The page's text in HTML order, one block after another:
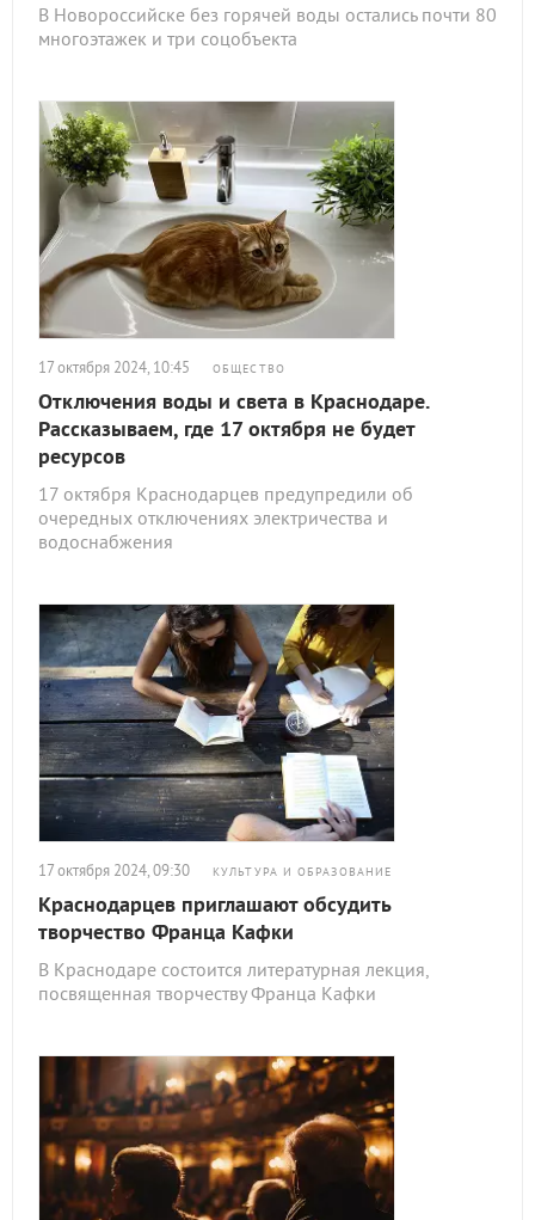
В Новороссийске без горячей воды остались почти 80
многоэтажек и три соцобъекта
17 октября 2024, 10:45 ОБЩЕСТВО
Отключения воды и света в Краснодаре.
Рассказываем, где 17 октября не будет
ресурсов
17 октября Краснодарцев предупредили об
очередных отключениях электричества и
водоснабжения
17 октября 2024, 09:30 КУЛЬТУРА И ОБРАЗОВАНИЕ
Краснодарцев приглашают обсудить
творчество Франца Кафки
В Краснодаре состоится литературная лекция,
посвященная творчеству Франца Кафки